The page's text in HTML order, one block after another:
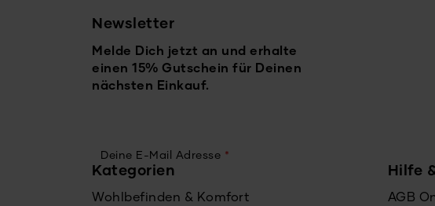
Newsletter
Melde Dich jetzt an und erhalte
einen 15% Gutschein für Deinen
nächsten Einkauf.
Deine E-Mail Adresse *
Kategorien
Wohlbefinden & Komfort
Hilfe
AGB